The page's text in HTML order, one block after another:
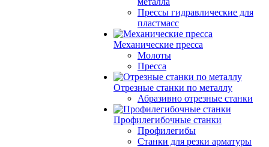
Прессы гидравлические для
пластмасс
Механические пресса
Молоты
Пресса
Отрезные станки по металлу
Абразивно отрезные станки
Профилегибочные станки
Профилегибы
Станки для резки арматуры